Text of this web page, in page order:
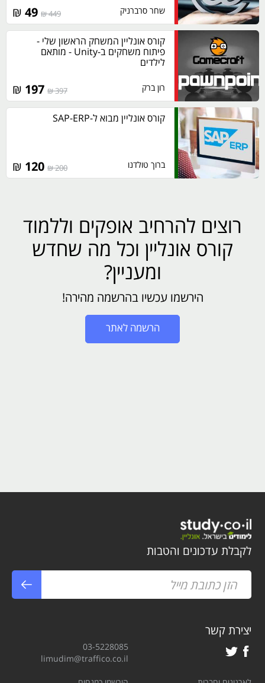
שחר סרברניק 449 ₪
₪
קורס אונליין המשחק הראשון שלי -
פיתוח משחקים ב-Unity - מותאם
לילדים
רון ברק 397 ₪
₪
קורס אונליין מבוא ל-SAP-ERP
ברוך טולדנו 200 ₪
₪
רוצים להרחיב אופקים וללמוד
קורס אונליין וכל מה שחדש
ומעניין?
הירשמו עכשיו בהרשמה מהירה!
הרשמה לאתר
לקבלת עדכונים והטבות
יצירת קשר
03-5228085
limudim@traffico.co.il